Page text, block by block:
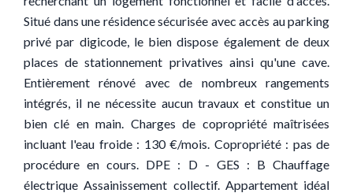
Situé dans une résidence sécurisée avec accès au parking
privé par digicode, le bien dispose également de deux
places de stationnement privatives ainsi qu'une cave.
Entièrement rénové avec de nombreux rangements
intégrés, il ne nécessite aucun travaux et constitue un
bien clé en main. Charges de copropriété maîtrisées
incluant l'eau froide : 130 €/mois. Copropriété : pas de
procédure en cours. DPE : D - GES : B Chauffage
électrique Assainissement collectif. Appartement idéal